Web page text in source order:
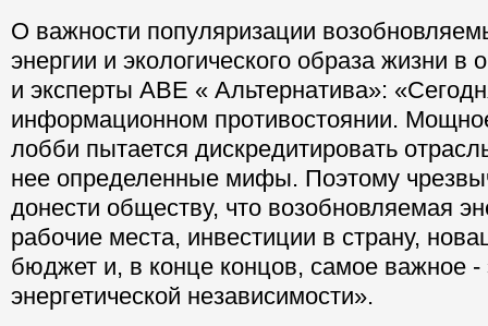
О важности популяризации
энергии и экологического образа жизни
и эксперты АВЕ « Альтернатива»:
информационном противостоянии.
лобби пытается дискредитировать
нее определенные мифы. Поэтому
донести обществу, что возобновляемая
рабочие места, инвестиции в страну,
бюджет и, в конце концов, самое важное -
энергетической независимости».